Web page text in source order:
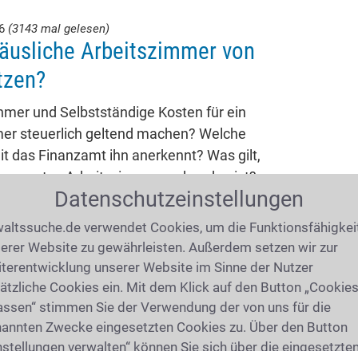
(3143 mal gelesen)
Arbeitszimmer von
und Selbstständige Kosten für ein
steuerlich geltend machen? Welche
das Finanzamt ihn anerkennt? Was gilt,
Arbeitszimmer vorhanden ist?
welchen Voraussetzungen können
geltend machen?
(2535 mal gelesen)
Eigentümer und Mieter jetzt
Datenschutzeinstellungen
verwendet Cookies, um die
Website zu gewährleisten. Außerdem setzen wir zur
unserer Website im Sinne der Nutzer
Cookies ein. Mit dem Klick auf den Button „Cookies
stimmen Sie der Verwendung der von uns für die
Zwecke eingesetzten Cookies zu. Über den Button
verwalten“ können Sie sich über die